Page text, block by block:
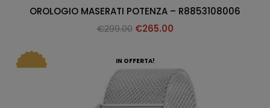
OROLOGIO MASERATI POTENZA – R8853108006
€299.00 €265.00
IN OFFERTA!